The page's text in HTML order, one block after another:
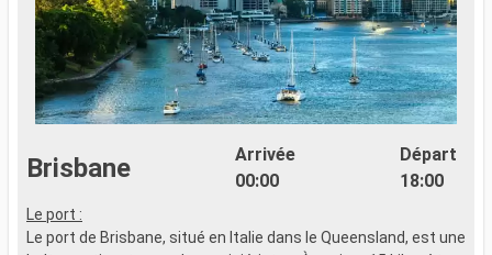
Brisbane
Arrivée
00:00
Départ
18:00
Le port :
Le port de Brisbane, situé en Italie dans le Queensland, est une